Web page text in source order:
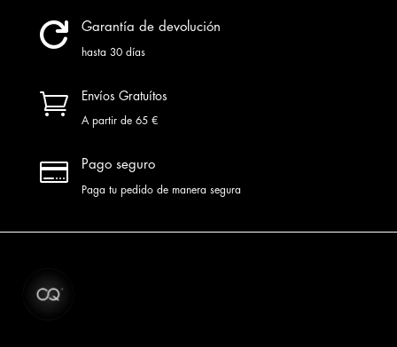
 Garantía de devolución
hasta 30 días
 Envíos Gratuítos
A partir de 65 €
 Pago seguro
Paga tu pedido de manera segura